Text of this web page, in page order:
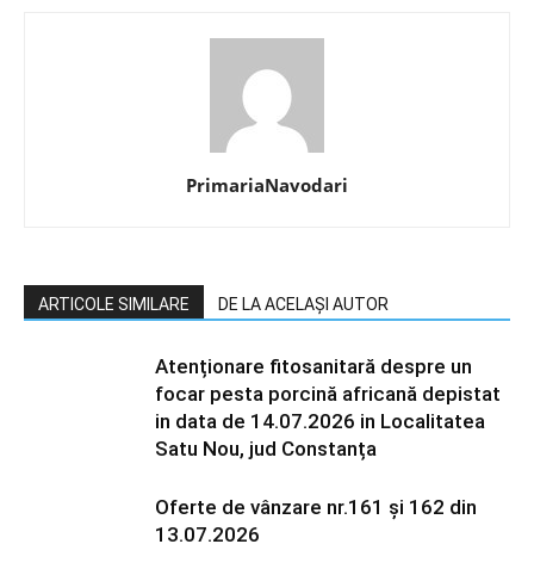
PrimariaNavodari
ARTICOLE SIMILARE DE LA ACELAȘI AUTOR
Atenționare fitosanitară despre un
focar pesta porcină africană depistat
in data de 14.07.2026 in Localitatea
Satu Nou, jud Constanța
Oferte de vânzare nr.161 și 162 din
13.07.2026